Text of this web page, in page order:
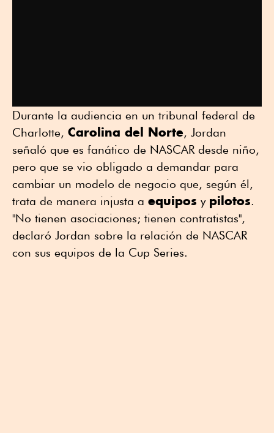
Durante la audiencia en un tribunal federal de
Charlotte, Carolina del Norte, Jordan
señaló que es fanático de NASCAR desde niño,
pero que se vio obligado a demandar para
cambiar un modelo de negocio que, según él,
trata de manera injusta a equipos y pilotos.
"No tienen asociaciones; tienen contratistas",
declaró Jordan sobre la relación de NASCAR
con sus equipos de la Cup Series.